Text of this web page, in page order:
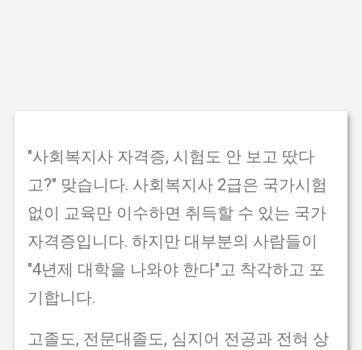
"사회복지사 자격증, 시험도 안 보고 땄다
고?" 맞습니다. 사회복지사 2급은 국가시험
없이 교육만 이수하면 취득할 수 있는 국가
자격증입니다. 하지만 대부분의 사람들이
"4년제 대학을 나와야 한다"고 착각하고 포
기합니다.
고졸도, 전문대졸도, 심지어 전공과 전혀 상